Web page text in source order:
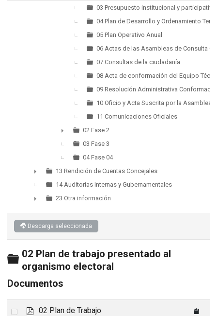
03 Presupuesto institucional y participativo
04 Plan de Desarrollo y Ordenamiento
05 Plan Operativo Anual
06 Actas de las Asambleas de Consulta
07 Consultas de la ciudadanía
08 Acta de conformación del Equipo
09 Resolución Administrativa
10 Oficio y Acta Suscrita por la Asamblea
11 Comunicaciones Oficiales
►
02 Fase 2
03 Fase 3
04 Fase 04
►
13 Rendición de Cuentas Concejales
14 Auditorías Internas y Gubernamentales
23 Otra información
Descarga seleccionada
Carpeta
02 Plan de trabajo presentado al
organismo electoral
Documentos
Select
p02 Plan de Trabajo